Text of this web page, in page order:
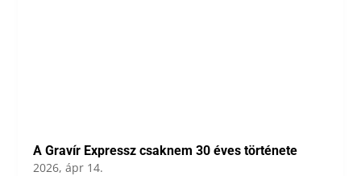
A Gravír Expressz csaknem 30 éves története
2026, ápr 14.